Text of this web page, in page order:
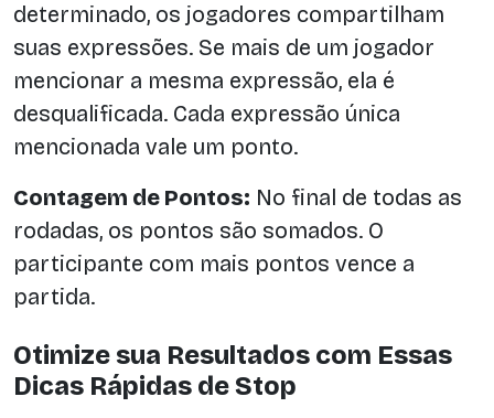
determinado, os jogadores compartilham
suas expressões. Se mais de um jogador
mencionar a mesma expressão, ela é
desqualificada. Cada expressão única
mencionada vale um ponto.
Contagem de Pontos: No final de todas as
rodadas, os pontos são somados. O
participante com mais pontos vence a
partida.
Otimize sua Resultados com Essas
Dicas Rápidas de Stop